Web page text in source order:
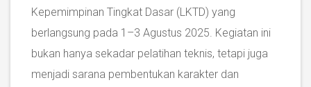
Kepemimpinan Tingkat Dasar (LKTD) yang
berlangsung pada 1–3 Agustus 2025. Kegiatan ini
bukan hanya sekadar pelatihan teknis, tetapi juga
menjadi sarana pembentukan karakter dan